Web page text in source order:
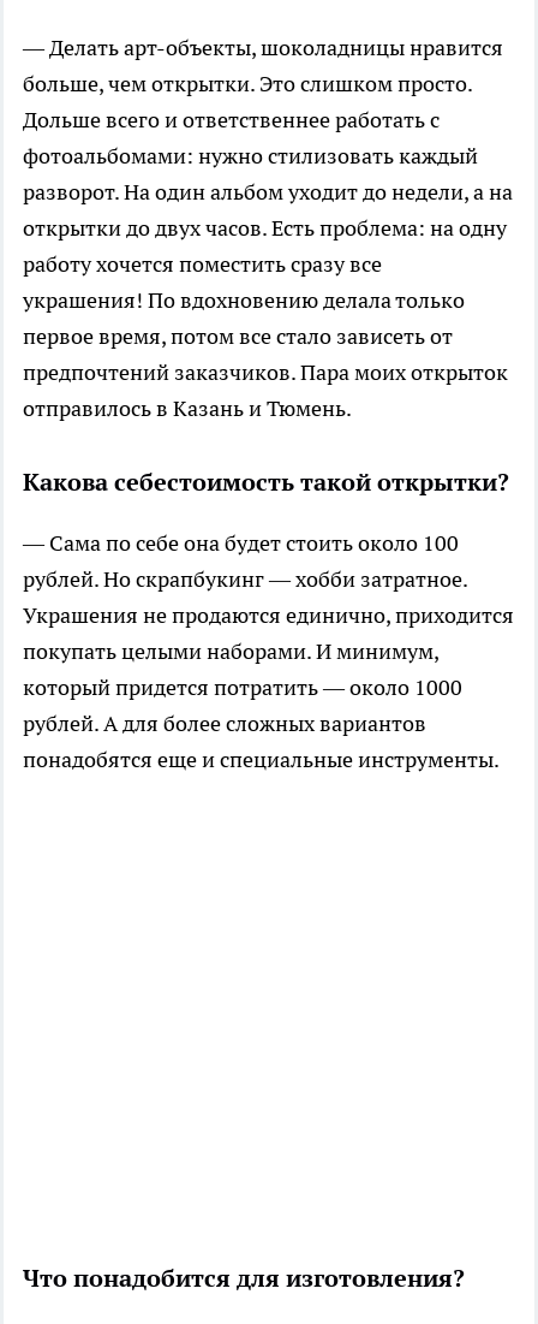
— Делать арт-объекты, шоколадницы нравится
больше, чем открытки. Это слишком просто.
Дольше всего и ответственнее работать с
фотоальбомами: нужно стилизовать каждый
разворот. На один альбом уходит до недели, а на
открытки до двух часов. Есть проблема: на одну
работу хочется поместить сразу все
украшения! По вдохновению делала только
первое время, потом все стало зависеть от
предпочтений заказчиков. Пара моих открыток
отправилось в Казань и Тюмень.
Какова себестоимость такой открытки?
— Сама по себе она будет стоить около 100
рублей. Но скрапбукинг — хобби затратное.
Украшения не продаются единично, приходится
покупать целыми наборами. И минимум,
который придется потратить — около 1000
рублей. А для более сложных вариантов
понадобятся еще и специальные инструменты.
Что понадобится для изготовления?